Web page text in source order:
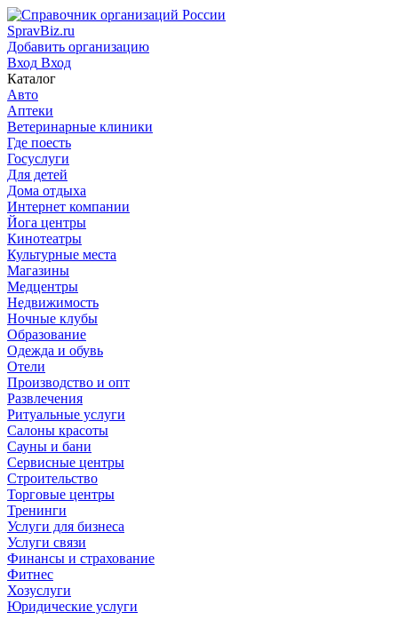
SpravBiz.ru
Добавить организацию
Вход Вход
Каталог
Авто
Аптеки
Ветеринарные клиники
Где поесть
Госуслуги
Для детей
Дома отдыха
Интернет компании
Йога центры
Кинотеатры
Культурные места
Магазины
Медцентры
Недвижимость
Ночные клубы
Образование
Одежда и обувь
Отели
Производство и опт
Развлечения
Ритуальные услуги
Салоны красоты
Сауны и бани
Сервисные центры
Строительство
Торговые центры
Тренинги
Услуги для бизнеса
Услуги связи
Финансы и страхование
Фитнес
Хозуслуги
Юридические услуги